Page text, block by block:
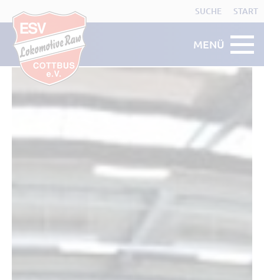
SUCHE START
MENÜ